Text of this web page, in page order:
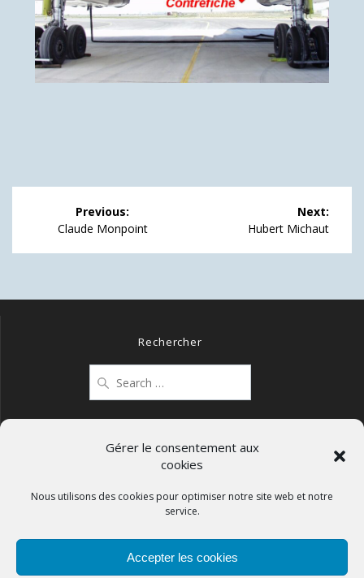
Gérer le consentement aux
cookies
Nous utilisons des cookies pour optimiser notre site web et notre
service.
Accepter les cookies
Navigation
Previous:
Previous
Claude Monpoint
Next:
Next
Hubert Michaut
Rechercher
for:
Mentions légales
Politique de confidentialité
Politique de cookies (UE)